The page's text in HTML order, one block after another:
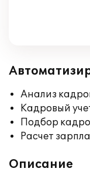
Анализ
Кадровый
Подбор
Расчет
Описание